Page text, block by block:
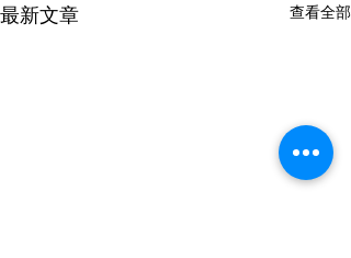
最新文章 查看全部